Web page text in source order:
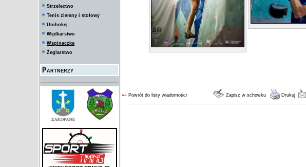
Strzelectwo
Tenis ziemny i stołowy
Unihokej
Wędkarstwo
Wspinaczka
Żeglarstwo
Partnerzy
«« Powrót do listy wiadomości Zapisz w schowku Drukuj